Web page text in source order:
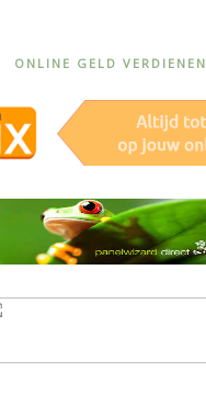
ONLINE GELD VERDIENEN